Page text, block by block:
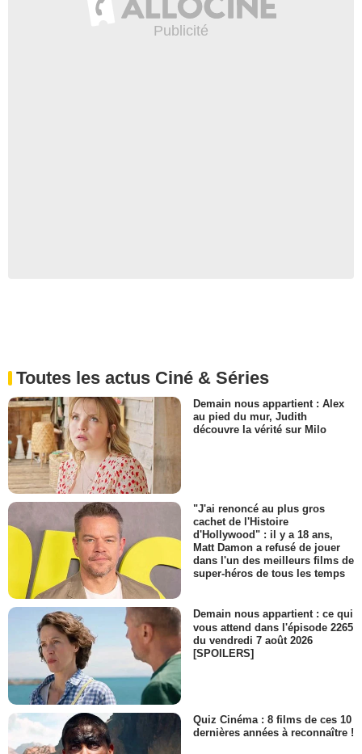
Toutes les actus Ciné & Séries
Demain nous appartient : Alex
au pied du mur, Judith
découvre la vérité sur Milo
"J'ai renoncé au plus gros
cachet de l'Histoire
d'Hollywood" : il y a 18 ans,
Matt Damon a refusé de jouer
dans l'un des meilleurs films de
super-héros de tous les temps
Demain nous appartient : ce qui
vous attend dans l'épisode 2265
du vendredi 7 août 2026
[SPOILERS]
Quiz Cinéma : 8 films de ces 10
dernières années à reconnaître !